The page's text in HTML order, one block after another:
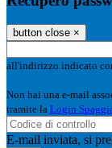
button close ×
all'indirizzo indicato
Non hai una e-mail
tramite la Login
E-mail inviata, si